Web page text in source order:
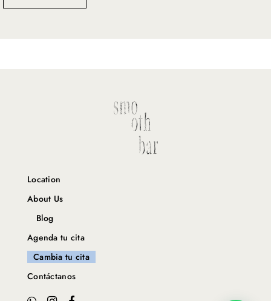
Location
About Us
Blog
Agenda tu cita
Cambia tu cita
Contáctanos